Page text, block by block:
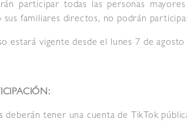
participar todas las personas
sus familiares directos, no podrán
estará vigente desde el lunes 7 de
deberán tener una cuenta de TikTok